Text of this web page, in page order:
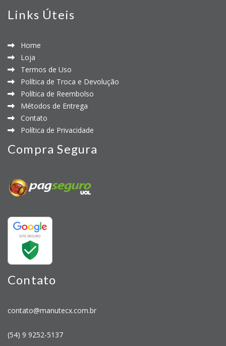
Links Úteis
Home
Loja
Termos de Uso
Política de Troca e Devolução
Política de Reembolso
Métodos de Entrega
Contato
Política de Privacidade
Compra Segura
Contato
contato@manutecx.com.br
(54) 9 9252-5137